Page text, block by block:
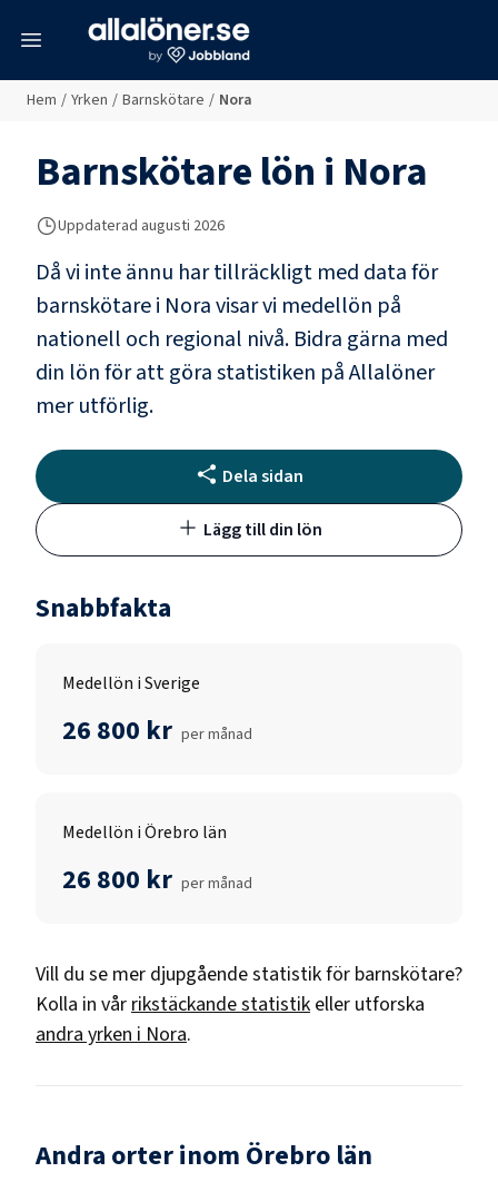
Hem / Yrken / Barnskötare / Nora
Barnskötarelön i Nora
Uppdaterad augusti 2026
Då vi inte ännu har tillräckligt med data för
barnskötarei Noravisar vi medellön på
nationell och regional nivå. Bidra gärna med
din lön för att göra statistiken på Allalöner
mer utförlig.
Dela sidan
Lägg till din lön
Snabbfakta
Medellön i Sverige
26 800 kr per månad
Medellön i Örebro län
26 800 kr per månad
Vill du se mer djupgående statistik för barnskötare?
Kolla in vår rikstäckande statistik eller utforska
andra yrken i Nora.
Andra orter inom Örebro län